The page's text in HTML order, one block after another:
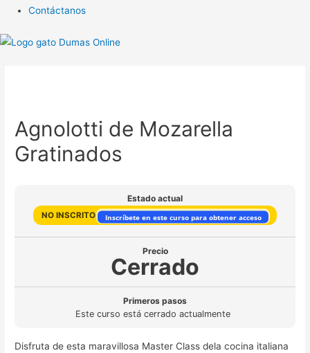
Contáctanos
Agnolotti de Mozarella
Gratinados
Estado actual
NO INSCRITO Inscríbete en este curso para obtener acceso
Precio
Cerrado
Primeros pasos
Este curso está cerrado actualmente
Disfruta de esta maravillosa Master Class dela cocina italiana